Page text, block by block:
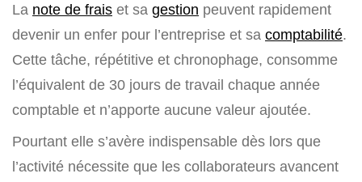
La note de frais et sa gestion peuvent rapidement
devenir un enfer pour l’entreprise et sa comptabilité.
Cette tâche, répétitive et chronophage, consomme
l’équivalent de 30 jours de travail chaque année
comptable et n’apporte aucune valeur ajoutée.
Pourtant elle s’avère indispensable dès lors que
l’activité nécessite que les collaborateurs avancent